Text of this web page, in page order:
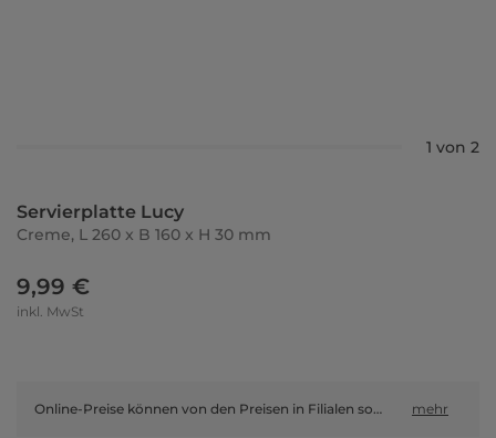
1 von 2
Servierplatte Lucy
Creme, L 260 x B 160 x H 30 mm
9,99 €
inkl. MwSt
Online-Preise können von den Preisen in Filialen sowie Shop-in-Shop-Flächen abweichen. mehr